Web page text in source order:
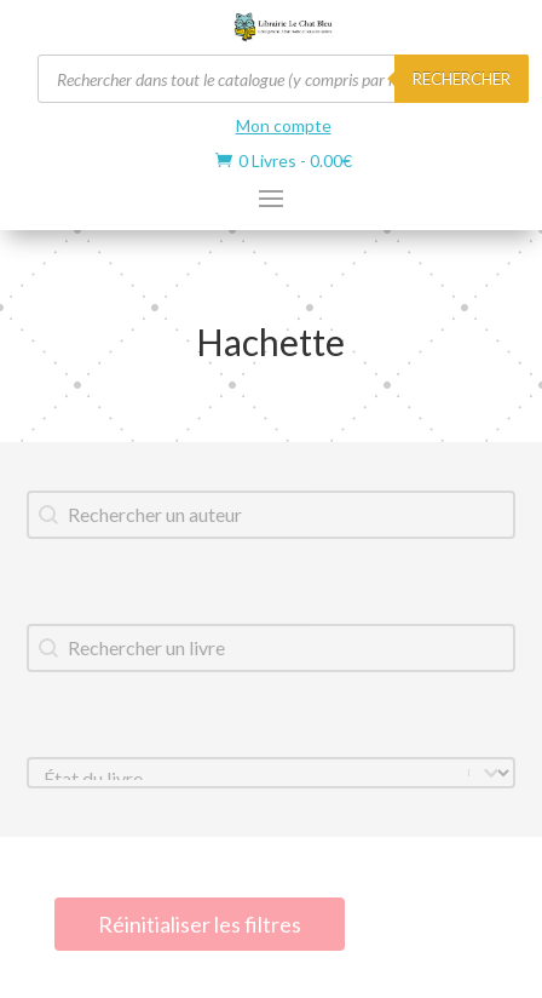
Recherche
de
produits
RECHERCHER
Mon compte
 0 Livres - 0.00€
Hachette
Auteur
Rechercher
Titre du livre
Rechercher
État
Sélectionnez le contenu
Réinitialiser les filtres